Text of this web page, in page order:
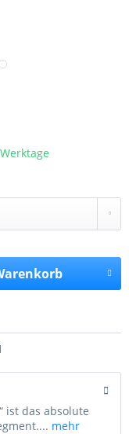
ist das absolute
mehr